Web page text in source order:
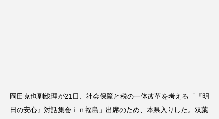
岡田克也副総理が21日、社会保障と税の一体改革を考える「『明
日の安心』対話集会ｉｎ福島」出席のため、本県入りした。双葉